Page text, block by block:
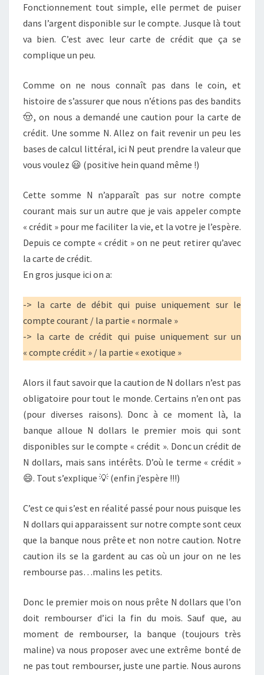
Fonctionnement tout simple, elle permet de puiser
dans l’argent disponible sur le compte. Jusque là tout
va bien. C’est avec leur carte de crédit que ça se
complique un peu.
Comme on ne nous connaît pas dans le coin, et
histoire de s’assurer que nous n’étions pas des bandits
🤠, on nous a demandé une caution pour la carte de
crédit. Une somme N. Allez on fait revenir un peu les
bases de calcul littéral, ici N peut prendre la valeur que
vous voulez 😃 (positive hein quand même !)
Cette somme N n’apparaît pas sur notre compte
courant mais sur un autre que je vais appeler compte
« crédit » pour me faciliter la vie, et la votre je l’espère.
Depuis ce compte « crédit » on ne peut retirer qu’avec
la carte de crédit.
En gros jusque ici on a:
-> la carte de débit qui puise uniquement sur le
compte courant / la partie « normale »
-> la carte de crédit qui puise uniquement sur un
« compte crédit » / la partie « exotique »
Alors il faut savoir que la caution de N dollars n’est pas
obligatoire pour tout le monde. Certains n’en ont pas
(pour diverses raisons). Donc à ce moment là, la
banque alloue N dollars le premier mois qui sont
disponibles sur le compte « crédit ». Donc un crédit de
N dollars, mais sans intérêts. D’où le terme « crédit »
😄. Tout s’explique 💡 (enfin j’espère !!!)
C’est ce qui s’est en réalité passé pour nous puisque les
N dollars qui apparaissent sur notre compte sont ceux
que la banque nous prête et non notre caution. Notre
caution ils se la gardent au cas où un jour on ne les
rembourse pas…malins les petits.
Donc le premier mois on nous prête N dollars que l’on
doit rembourser d’ici la fin du mois. Sauf que, au
moment de rembourser, la banque (toujours très
maline) va nous proposer avec une extrême bonté de
ne pas tout rembourser, juste une partie. Nous aurons